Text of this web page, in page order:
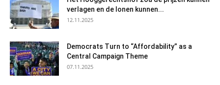
verlagen en de lonen kunnen...
12.11.2025
Democrats Turn to “Affordability” as a
Central Campaign Theme
07.11.2025